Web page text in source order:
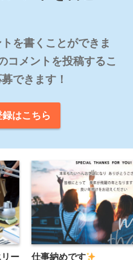
を書くことができま
コメントを投稿するこ
できます！
はこちら
ー
仕事納めです